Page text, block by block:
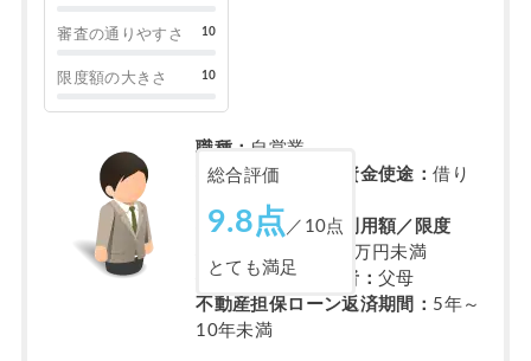
審査の通りやすさ 10
限度額の大きさ 10
総合評価
9.8点 ／10点
とても満足
職種： 自営業
不動産担保ローン資金使途：借り
不動産担保ローン利用額／限度
500万円～600万円未満
担保不動産の所有者：父母
不動産担保ローン返済期間： 5年～
10年未満